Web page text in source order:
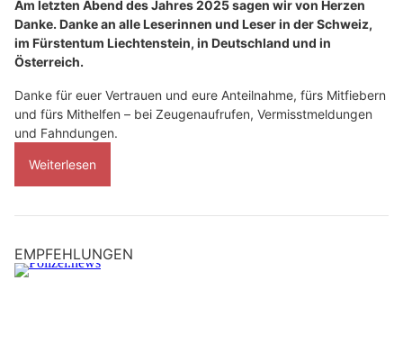
Am letzten Abend des Jahres 2025 sagen wir von Herzen
Danke. Danke an alle Leserinnen und Leser in der Schweiz,
im Fürstentum Liechtenstein, in Deutschland und in
Österreich.
Danke für euer Vertrauen und eure Anteilnahme, fürs Mitfiebern
und fürs Mithelfen – bei Zeugenaufrufen, Vermisstmeldungen
und Fahndungen.
Weiterlesen
EMPFEHLUNGEN